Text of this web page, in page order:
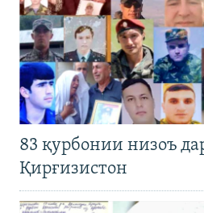
83 қурбонии низоъ
Қирғизистон